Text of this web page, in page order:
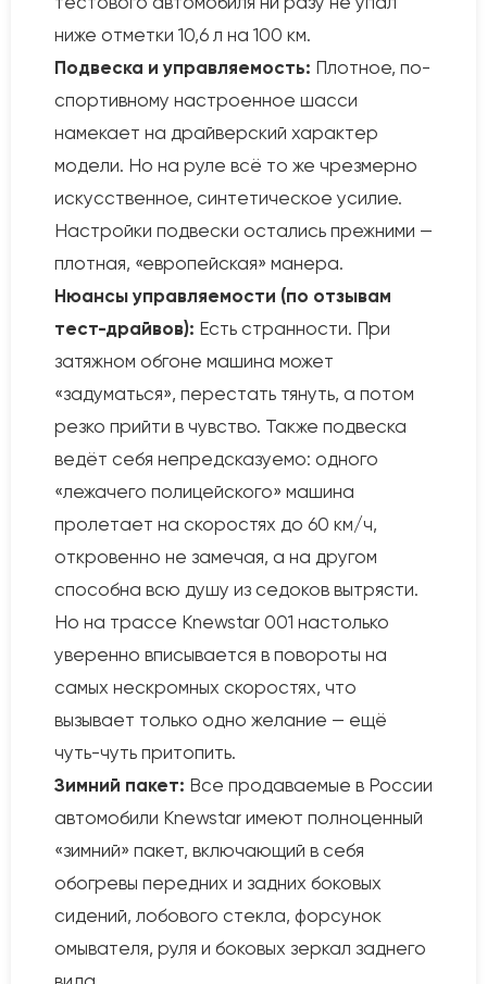
ниже отметки 10,6 л на 100 км.
Подвеска и управляемость: Плотное, по-
спортивному настроенное шасси
намекает на драйверский характер
модели. Но на руле всё то же чрезмерно
искусственное, синтетическое усилие.
Настройки подвески остались прежними —
плотная, «европейская» манера.
Нюансы управляемости (по отзывам
тест-драйвов): Есть странности. При
затяжном обгоне машина может
«задуматься», перестать тянуть, а потом
резко прийти в чувство. Также подвеска
ведёт себя непредсказуемо: одного
«лежачего полицейского» машина
пролетает на скоростях до 60 км/ч,
откровенно не замечая, а на другом
способна всю душу из седоков вытрясти.
Но на трассе Knewstar 001 настолько
уверенно вписывается в повороты на
самых нескромных скоростях, что
вызывает только одно желание — ещё
чуть-чуть притопить.
Зимний пакет: Все продаваемые в России
автомобили Knewstar имеют полноценный
«зимний» пакет, включающий в себя
обогревы передних и задних боковых
сидений, лобового стекла, форсунок
омывателя, руля и боковых зеркал заднего